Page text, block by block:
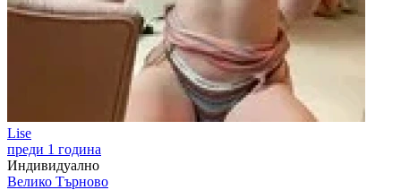
Lise
преди 1 година
Индивидуално
Велико Търново